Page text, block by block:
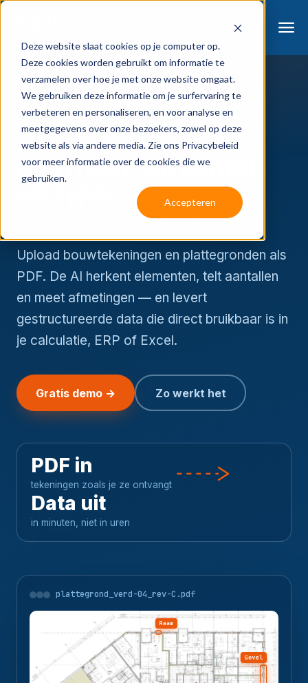
Deze website slaat cookies op je computer op.
Deze cookies worden gebruikt om informatie te
verzamelen over hoe je met onze website omgaat.
We gebruiken deze informatie om je surfervaring te
verbeteren en personaliseren, en voor analyse en
meetgegevens over onze bezoekers, zowel op deze
website als via andere media. Zie ons Privacybeleid
voor meer informatie over de cookies die we
gebruiken.
Accepteren
AI TEKENING AGENT · DATA UIT PDF
Elke maat, elk aantal,
elk type.
Direct uit je tekening.
Upload bouwtekeningen en plattegronden als
PDF. De AI herkent elementen, telt aantallen
en meet afmetingen — en levert
gestructureerde data die direct bruikbaar is in
je calculatie, ERP of Excel.
Gratis demo → Zo werkt het
PDF in
tekeningen zoals je ze ontvangt
Data uit
in minuten, niet in uren
plattegrond_verd-04_rev-C.pdf
Raam
Gevel